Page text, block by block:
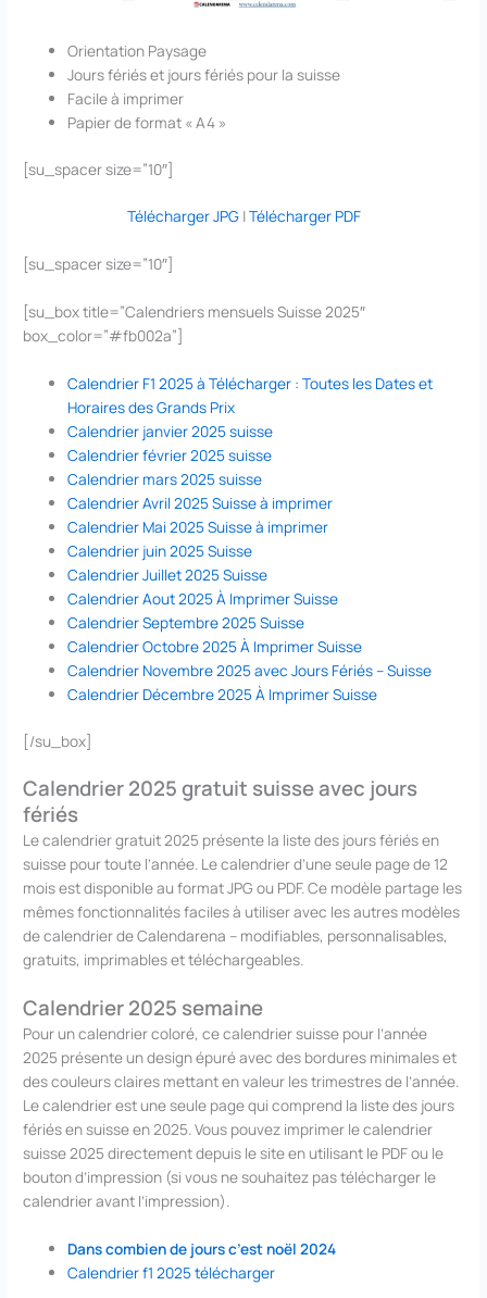
Orientation Paysage
Jours fériés et jours fériés pour la suisse
Facile à imprimer
Papier de format « A4 »
[su_spacer size=”10″]
Télécharger JPG|Télécharger PDF
[su_spacer size=”10″]
[su_box title=”Calendriers mensuels Suisse 2025″
box_color=”#fb002a”]
Calendrier F1 2025 à Télécharger : Toutes les Dates et
Horaires des Grands Prix
Calendrier janvier 2025 suisse
Calendrier février 2025 suisse
Calendrier mars 2025 suisse
Calendrier Avril 2025 Suisse à imprimer
Calendrier Mai 2025 Suisse à imprimer
Calendrier juin 2025 Suisse
Calendrier Juillet 2025 Suisse
Calendrier Aout 2025 À Imprimer Suisse
Calendrier Septembre 2025 Suisse
Calendrier Octobre 2025 À Imprimer Suisse
Calendrier Novembre 2025 avec Jours Fériés – Suisse
Calendrier Décembre 2025 À Imprimer Suisse
[/su_box]
Calendrier 2025 gratuit suisse avec jours
fériés
Le calendrier gratuit 2025 présente la liste des jours fériés en
suisse pour toute l’année. Le calendrier d’une seule page de 12
mois est disponible au format JPG ou PDF. Ce modèle partage les
mêmes fonctionnalités faciles à utiliser avec les autres modèles
de calendrier de Calendarena – modifiables, personnalisables,
gratuits, imprimables et téléchargeables.
Calendrier 2025 semaine
Pour un calendrier coloré, ce calendrier suisse pour l’année
2025 présente un design épuré avec des bordures minimales et
des couleurs claires mettant en valeur les trimestres de l’année.
Le calendrier est une seule page qui comprend la liste des jours
fériés en suisse en 2025. Vous pouvez imprimer le calendrier
suisse 2025 directement depuis le site en utilisant le PDF ou le
bouton d’impression (si vous ne souhaitez pas télécharger le
calendrier avant l’impression).
Dans combien de jours c’est noël 2024
Calendrier f1 2025 télécharger